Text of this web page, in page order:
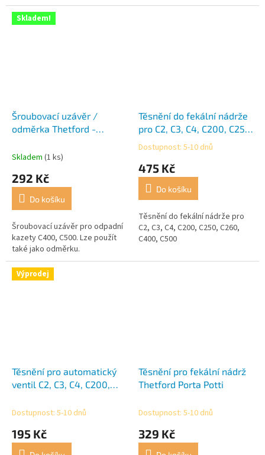
Skladem!
Šroubovací uzávěr /
odměrka Thetford -
Skladem (1 ks)
292 Kč
Do košíku
Šroubovací uzávěr pro odpadní
kazety C400, C500. Lze použít
také jako odměrku.
Těsnění do fekální nádrže
pro C2, C3, C4, C200, C250,
C260, C400, C500
Průměrné
produktu
5,0
5
hvězdiček.
Dostupnost: 5-10 dnů
475 Kč
Do košíku
Těsnění do fekální nádrže pro
C2, C3, C4, C200, C250, C260,
C400, C500
Výprodej
Těsnění pro automatický
ventil C2, C3, C4, C200,
Dostupnost: 5-10 dnů
195 Kč
Těsnění pro fekální nádrž
Thetford Porta Potti
Dostupnost: 5-10 dnů
329 Kč